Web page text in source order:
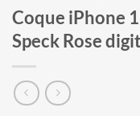
Coque iPhone
Speck Rose